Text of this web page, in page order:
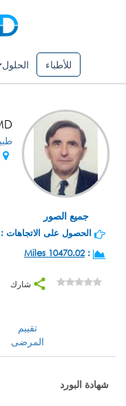
للأطباء الحلول
جميع الصور
الحصول على الاتجاهات :
:
10470.02 Miles
شارك
تقييم
المرضى
شهادة البورد